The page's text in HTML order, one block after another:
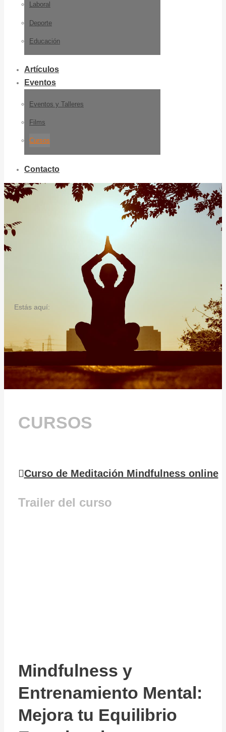
Laboral
Deporte
Educación
Artículos
Eventos
Eventos y Talleres
Films
Cursos
Contacto
Estás aquí:
CURSOS
Curso de Meditación Mindfulness online
Trailer del curso
Mindfulness y
Entrenamiento Mental:
Mejora tu Equilibrio